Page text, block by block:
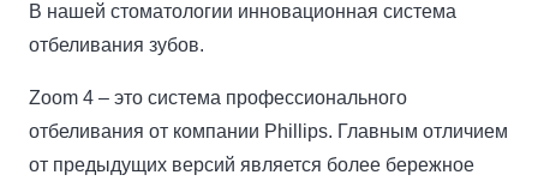
В нашей стоматологии инновационная система
отбеливания зубов.
Zoom 4 – это система профессионального
отбеливания от компании Phillips. Главным отличием
от предыдущих версий является более бережное